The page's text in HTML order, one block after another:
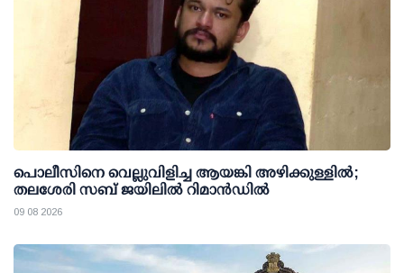
പൊലീസിനെ വെല്ലുവിളിച്ച ആയങ്കി അഴിക്കുള്ളില്‍;
തലശേരി സബ് ജയിലില്‍ റിമാന്‍ഡില്‍
09 08 2026